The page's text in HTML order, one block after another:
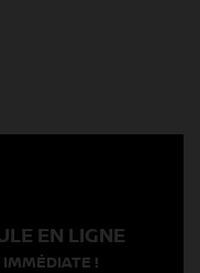
EN LIGNE
!